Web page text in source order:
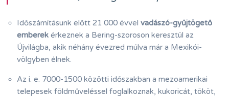
Időszámításunk előtt 21 000 évvelvadászó-gyűjtögető
emberek érkeznek a Bering-szoroson keresztül az
Újvilágba, akik néhány évezred múlva már a Mexikói-
völgyben élnek.
Az i. e. 7000-1500 közötti időszakban a mezoamerikai
telepesek földműveléssel foglalkoznak, kukoricát, tököt,